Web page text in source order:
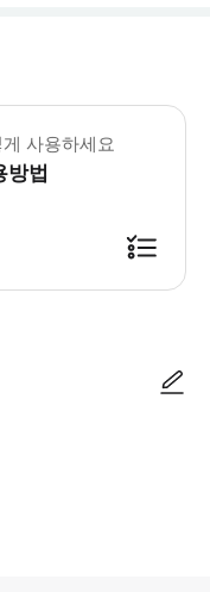
어에서는 휠체어 사용, 보
사용하세요
방법